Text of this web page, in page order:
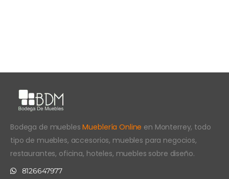
Bodega de mueblesMueblería Online en Monterrey, todo
tipo de muebles, accesorios, muebles para negocios,
restaurantes, oficina, hoteles, muebles sobre diseño.
8126647977